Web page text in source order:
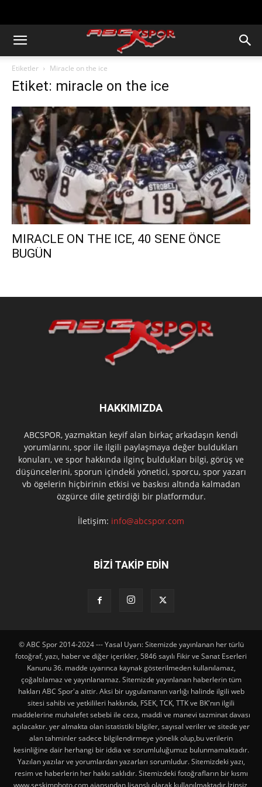
Etiketler Miracle on the ice
Etiket: miracle on the ice
MIRACLE ON THE ICE, 40 SENE ÖNCE
BUGÜN
HAKKIMIZDA
ABCSPOR, yazmaktan keyif alan birkaç arkadaşın kendi
yorumlarını, spor ile ilgili paylaşmaya değer buldukları
konuları, ve spor hakkında ilginç buldukları bilgi, görüş ve
düşüncelerini, sporun içindeki yönetici, sporcu, spor yazarı
vb ögelerin hiçbirinin etkisi ve baskısı altında kalmadan
özgürce dile getirdiği bir platformdur.
İletişim: info@abcspor.com
BİZİ TAKİP EDİN
© ABC Spor 2014-2024 --- Yasal Uyarı: Sitemizde yayınlanan her türlü
fotoğraf, yazı, haber ve diğer içerikler, 5846 sayılı Fikir ve Sanat Eserleri
Kanunu 36. madde uyarınca kaynak gösterilmeden kullanılamaz,
çoğaltılamaz ve yayınlanamaz. Sitemizde yayınlanan haberlerin tüm
hakları ABC Spor'a aittir. Aksi bir uygulamanın varlığı halinde ilgili web
sitesi sahibi ve yetkilileri hakkında, FSEK, TCK, TTK ve BK'nın ilgili
maddelerine muhalefet sebebi ile ceza, maddi ve manevi tazminat davası
açılacaktır. yer almakta olan istatistiki bilgiler, sayısal veriler ve sitede yer
alan tahminler sadece bilgilendirmeye yönelik olup,bu verilerin
kesinliğine dair herhangi bir iddia ve sorumluluğumuz bulunmamaktadır.
Yazılan yazılar ve yorumlardan yazarları sorumludur. Sitemizdeki yazı,
resim ve haberlerin her hakkı saklıdır. Sitemizdeki fotoğrafların bir kısmı
www.seskimphoto.com ajansından lisanslı olarak kullanılmaktadır.İzinsiz,